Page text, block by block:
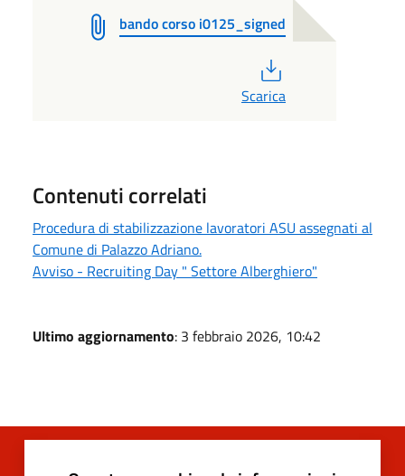
bando corso i0125_signed
Scarica
Contenuti correlati
Procedura di stabilizzazione lavoratori ASU assegnati al
Comune di Palazzo Adriano.
Avviso - Recruiting Day " Settore Alberghiero"
Ultimo aggiornamento: 3 febbraio 2026, 10:42